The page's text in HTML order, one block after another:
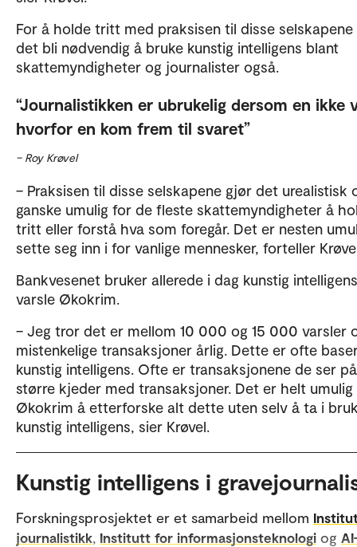
For å holde tritt med praksisen til disse selskapene
det bli nødvendig å bruke kunstig intelligens blant
skattemyndigheter og journalister også.
Journalistikken er ubrukelig dersom en ikke
hvorfor en kom frem til svaret
– Roy Krøvel
– Praksisen til disse selskapene gjør det urealistisk
ganske umulig for de fleste skattemyndigheter å
tritt eller forstå hva som foregår. Det er nesten
sette seg inn i for vanlige mennesker, forteller
Bankvesenet bruker allerede i dag kunstig
varsle Økokrim.
– Jeg tror det er mellom 10 000 og 15 000 varsler
mistenkelige transaksjoner årlig. Dette er ofte
kunstig intelligens. Ofte er transaksjonene de ser
større kjeder med transaksjoner. Det er helt
Økokrim å etterforske alt dette uten selv å ta i
kunstig intelligens, sier Krøvel.
Kunstig intelligens i
Forskningsprosjektet er et samarbeid mellom
journalistikk, Institutt for informasjonsteknologi og